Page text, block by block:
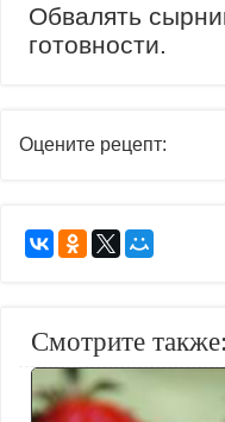
Обвалять
готовности.
Оцените рецепт:
Смотрите также: